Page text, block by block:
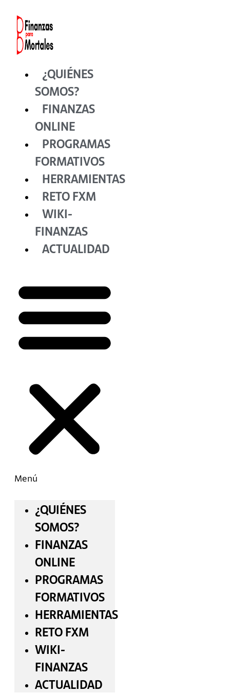
contenido
¿QUIÉNES
SOMOS?
FINANZAS
ONLINE
PROGRAMAS
FORMATIVOS
HERRAMIENTAS
RETO FXM
WIKI-
FINANZAS
ACTUALIDAD
Menú
¿QUIÉNES
SOMOS?
FINANZAS
ONLINE
PROGRAMAS
FORMATIVOS
HERRAMIENTAS
RETO FXM
WIKI-
FINANZAS
ACTUALIDAD